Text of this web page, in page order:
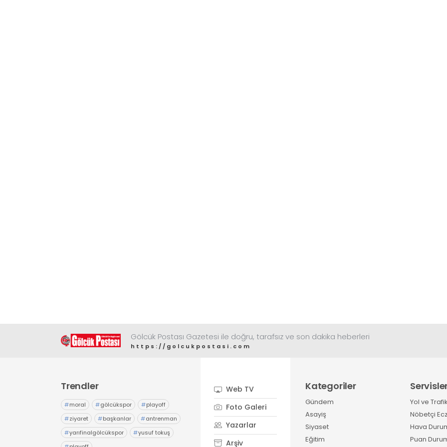
Gölcük Postası Gazetesi ile doğru, tarafsız ve son dakika heberleri
https://golcukpostasi.com
Trendler
#moral #gölcükspor #playoff
#ziyaret #başkanlar #antrenman
#yarıfinalgölcükspor #yusuf tokuş
Web TV
Foto Galeri
Yazarlar
Arşiv
Kategoriler
Gündem
Asayiş
Siyaset
Eğitim
Yol ve
Nöbetçi
Hava
Puan